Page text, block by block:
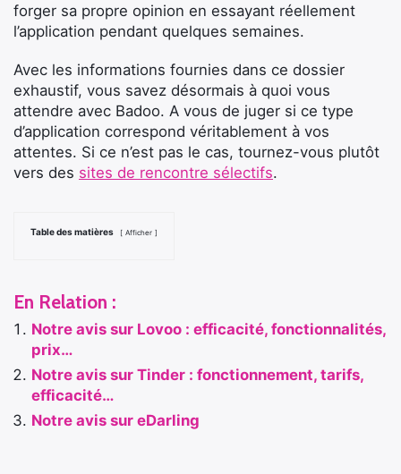
forger sa propre opinion en essayant réellement
l’application pendant quelques semaines.
Avec les informations fournies dans ce dossier
exhaustif, vous savez désormais à quoi vous
attendre avec Badoo. A vous de juger si ce type
d’application correspond véritablement à vos
attentes. Si ce n’est pas le cas, tournez-vous plutôt
vers des sites de rencontre sélectifs.
Table des matières Afficher
En Relation :
Notre avis sur Lovoo : efficacité, fonctionnalités,
prix…
Notre avis sur Tinder : fonctionnement, tarifs,
efficacité…
Notre avis sur eDarling